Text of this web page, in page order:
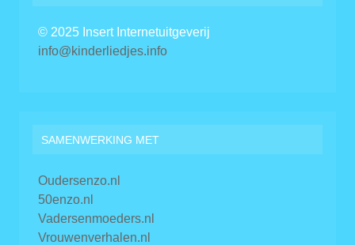
© 2025 Insert Internetuitgeverij
info@kinderliedjes.info
SAMENWERKING MET
Oudersenzo.nl
50enzo.nl
Vadersenmoeders.nl
Vrouwenverhalen.nl